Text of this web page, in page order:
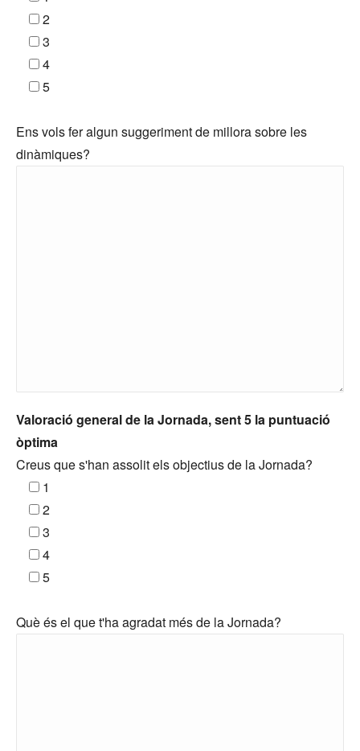
2
3
4
5
Ens vols fer algun suggeriment de millora sobre les
dinàmiques?
Valoració general de la Jornada, sent 5 la puntuació
òptima
Creus que s'han assolit els objectius de la Jornada?
1
2
3
4
5
Què és el que t'ha agradat més de la Jornada?